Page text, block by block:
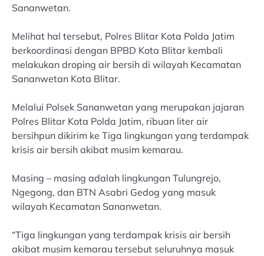
Sananwetan.
Melihat hal tersebut, Polres Blitar Kota Polda Jatim
berkoordinasi dengan BPBD Kota Blitar kembali
melakukan droping air bersih di wilayah Kecamatan
Sananwetan Kota Blitar.
Melalui Polsek Sananwetan yang merupakan jajaran
Polres Blitar Kota Polda Jatim, ribuan liter air
bersihpun dikirim ke Tiga lingkungan yang terdampak
krisis air bersih akibat musim kemarau.
Masing – masing adalah lingkungan Tulungrejo,
Ngegong, dan BTN Asabri Gedog yang masuk
wilayah Kecamatan Sananwetan.
“Tiga lingkungan yang terdampak krisis air bersih
akibat musim kemarau tersebut seluruhnya masuk